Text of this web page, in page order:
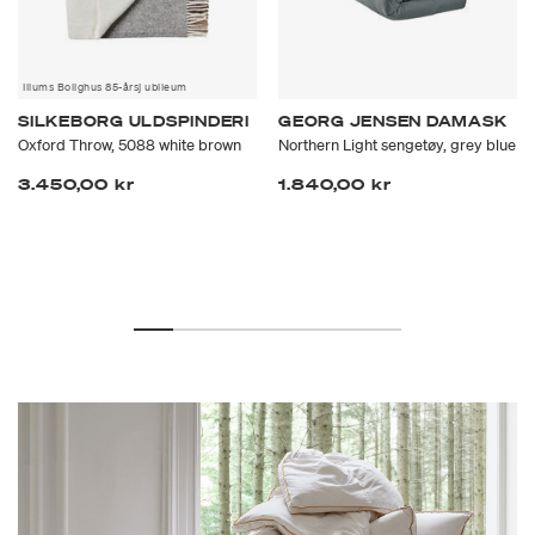
Illums Bolighus 85-årsj ubileum
SILKEBORG ULDSPINDERI
Oxford Throw, 5088 white brown
3.450,00 kr
GEORG JENSEN DAMASK
Northern Light sengetøy, grey blue
1.840,00 kr